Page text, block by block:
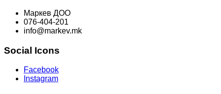
Маркев ДОО
076-404-201
info@markev.mk
Social Icons
Facebook
Instagram